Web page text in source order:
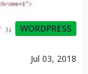
WORDPRESS
Jul 03, 2018